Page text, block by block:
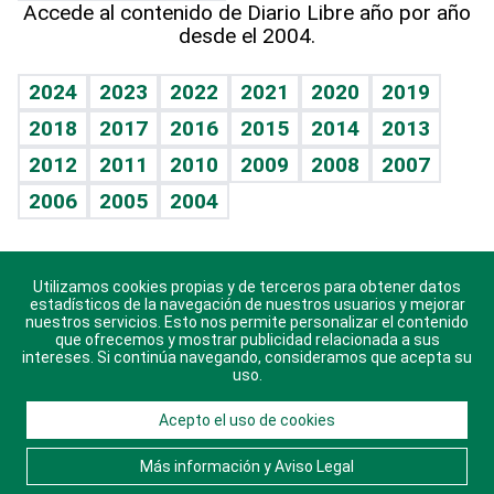
Vida y familia
Eñe
Celebrando la vida
Sin complejos
En pocas palabras
Escuchando al corazón
Economía Personal
BRV
TBT Deportivo
Más firmas
Guía del dinero
Horóscopos
Juegos
Accede al contenido de Diario Libre año por año
desde el 2004.
2024 2023 2022 2021 2020
2019
2018
2017 2016 2015 2014
2013
2012
2011 2010 2009 2008
2007
2006
2005 2004
Descarga nuestras aplicaciones para Android, iOS y
sistema Huawei.
© 2021 Diario Libre, todos los derechos reservados.
Consulta elAviso Legal. Ponte en Contacto
nosotros y conoce más sobre Diario Libre
Utilizamos cookies propias y de terceros para obtener datos
estadísticos de la navegación de nuestros usuarios y mejorar
nuestros servicios. Esto nos permite personalizar el contenido
que ofrecemos y mostrar publicidad relacionada a sus
intereses. Si continúa navegando, consideramos que acepta su
uso.
Acepto el uso de cookies
Más información y Aviso Legal